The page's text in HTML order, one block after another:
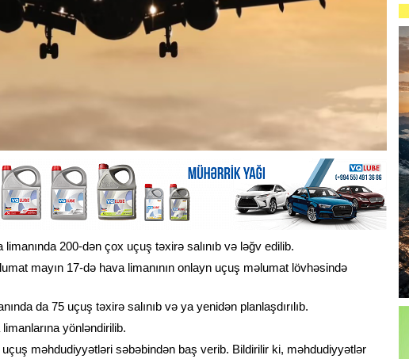
200-dən çox uçuş təxirə salınıb və ləğv edilib.
mayın 17-də hava limanının onlayn uçuş məlumat lövhəsində
da 75 uçuş təxirə salınıb və ya yenidən planlaşdırılıb.
yönləndirilib.
məhdudiyyətləri səbəbindən baş verib. Bildirilir ki, məhdudiyyətlər